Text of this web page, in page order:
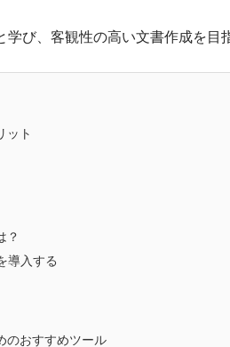
び、客観性の高い文書作成を目
ット
？
導入する
のおすすめツール